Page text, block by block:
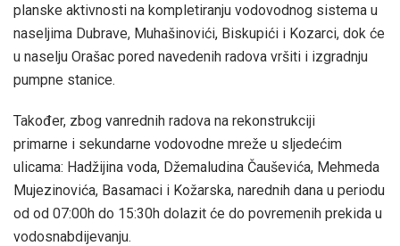
planske aktivnosti na kompletiranju vodovodnog sistema u
naseljima Dubrave, Muhašinovići, Biskupići i Kozarci, dok će
u naselju Orašac pored navedenih radova vršiti i izgradnju
pumpne stanice.
Također, zbog vanrednih radova na rekonstrukciji
primarne i sekundarne vodovodne mreže u sljedećim
ulicama: Hadžijina voda, Džemaludina Čauševića, Mehmeda
Mujezinovića, Basamaci i Kožarska, narednih dana u periodu
od od 07:00h do 15:30h dolazit će do povremenih prekida u
vodosnabdijevanju.